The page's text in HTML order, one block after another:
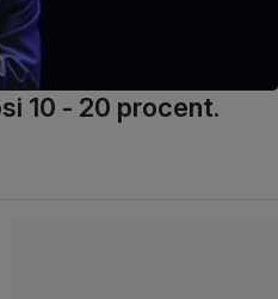
10 - 20 procent.